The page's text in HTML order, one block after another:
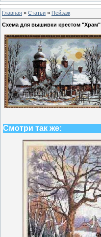
Главная » Статьи » Пейзаж
Схема для вышивки крестом "Храм"
Смотри так же: